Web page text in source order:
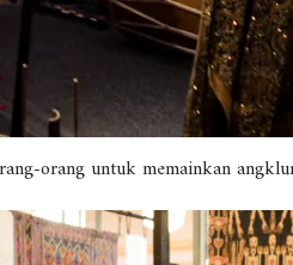
orang untuk memainkan